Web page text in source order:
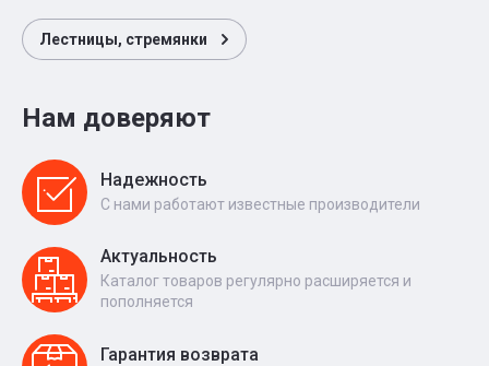
Лестницы, стремянки
Нам доверяют
Надежность
С нами работают известные производители
Актуальность
Каталог товаров регулярно расширяется и
пополняется
Гарантия возврата